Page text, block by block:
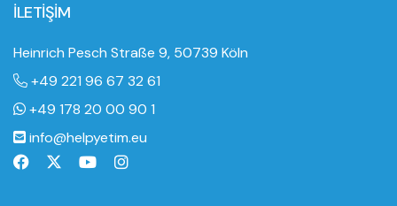
İLETİŞİM
Heinrich Pesch Straße 9, 50739 Köln
+49 221 96 67 32 61
+49 178 20 00 90 1
info@helpyetim.eu